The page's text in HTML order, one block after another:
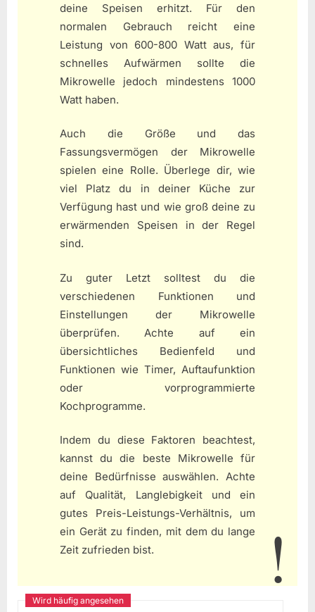
deine Speisen erhitzt. Für den
normalen Gebrauch reicht eine
Leistung von 600-800 Watt aus, für
schnelles Aufwärmen sollte die
Mikrowelle jedoch mindestens 1000
Watt haben.
Auch die Größe und das
Fassungsvermögen der Mikrowelle
spielen eine Rolle. Überlege dir, wie
viel Platz du in deiner Küche zur
Verfügung hast und wie groß deine zu
erwärmenden Speisen in der Regel
sind.
Zu guter Letzt solltest du die
verschiedenen Funktionen und
Einstellungen der Mikrowelle
überprüfen. Achte auf ein
übersichtliches Bedienfeld und
Funktionen wie Timer, Auftaufunktion
oder vorprogrammierte
Kochprogramme.
Indem du diese Faktoren beachtest,
kannst du die beste Mikrowelle für
deine Bedürfnisse auswählen. Achte
auf Qualität, Langlebigkeit und ein
gutes Preis-Leistungs-Verhältnis, um
ein Gerät zu finden, mit dem du lange
Zeit zufrieden bist.